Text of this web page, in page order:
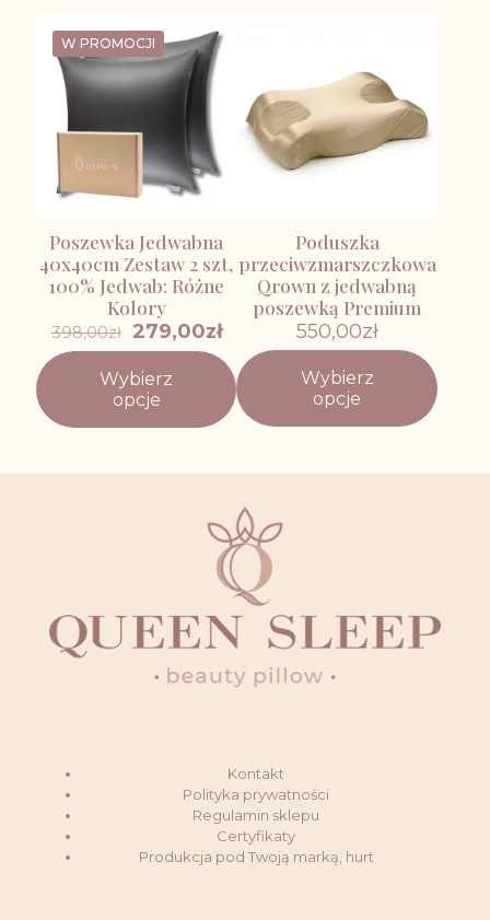
Opcje
można
wybrać
stronie
stronie
produktu
W PROMOCJI
Poszewka Jedwabna
40x40cm Zestaw 2 szt,
100% Jedwab: Różne
Kolory
398,00zł Pierwotna
cena
wynosiła:
398,00zł.
279,00złAktualna
cena
wynosi:
279,00zł.
Wybierz
opcje
Ten
produkt
Poduszka
przeciwzmarszczkowa
Qrown z jedwabną
poszewką Premium
550,00zł
Wybierz
opcje
Ten
produkt
można
wybrać
stronie
produktu
Kontakt
Polityka prywatności
Regulamin sklepu
Certyfikaty
Produkcja pod Twoją marką, hurt